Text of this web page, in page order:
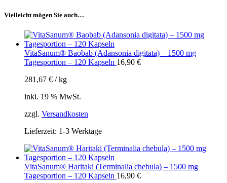
Vielleicht mögen Sie auch…
VitaSanum® Baobab (Adansonia digitata) – 1500 mg
Tagesportion – 120 Kapseln 16,90 €
281,67 € /kg
inkl. 19 % MwSt.
zzgl. Versandkosten
Lieferzeit: 1-3 Werktage
VitaSanum® Haritaki (Terminalia chebula) – 1500 mg
Tagesportion – 120 Kapseln 16,90 €